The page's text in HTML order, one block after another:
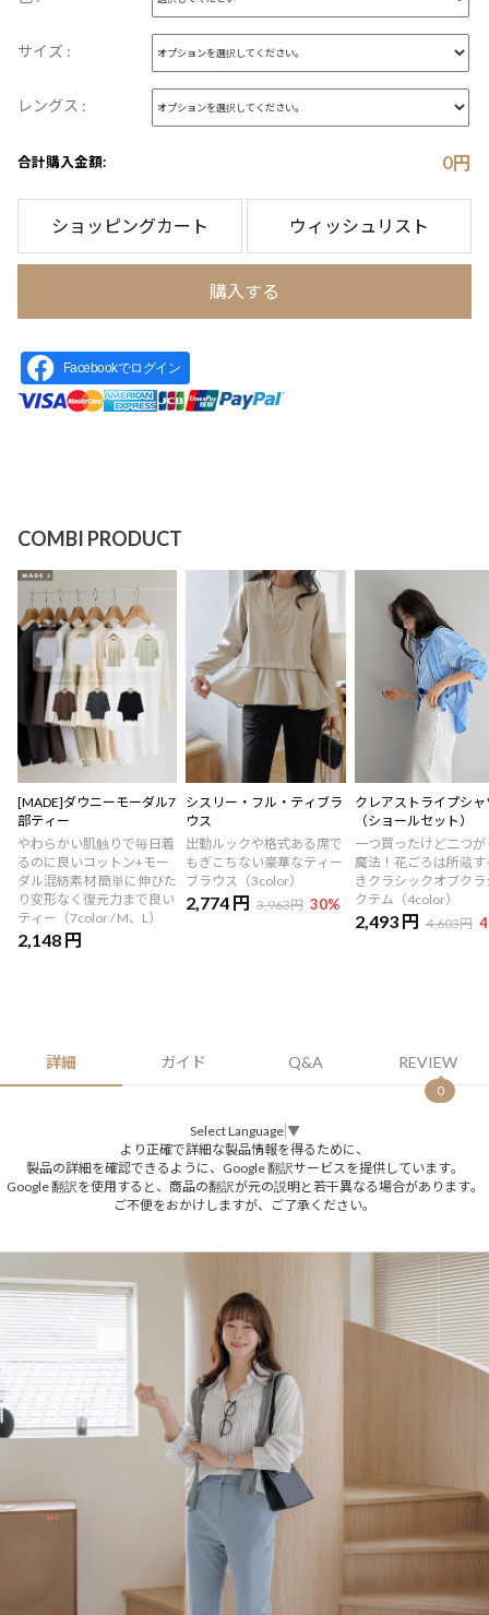
サイズ :
レングス :
合計購入金額: 0円
ショッピングカート ウィッシュリスト
購入する
Facebookでログイン
COMBI PRODUCT
[MADE]ダウニーモーダル7
部ティー
やわらかい肌触りで毎日着
るのに良いコットン+モー
ダル混紡素材 簡単に伸びた
り変形なく復元力まで良い
ティー（7color / M、L）
2,148 円
シスリー・フル・ティブラ
ウス
出勤ルックや格式ある席で
もぎこちない豪華なティー
ブラウス（3color）
2,774 円 3,963円 30%
クレアストライプシャ
（ショールセット）
一つ買ったけど二つが
魔法！花ごろは所蔵す
きクラシックオブクラ
クテム（4color）
2,493 円 4,603円
詳細 ガイド Q&A REVIEW
0
Select Language ▼
より正確で詳細な製品情報を得るために、
製品の詳細を確認できるように、Google 翻訳サービスを提供しています。
Google 翻訳を使用すると、商品の翻訳が元の説明と若干異なる場合があります。
ご不便をおかけしますが、ご了承ください。